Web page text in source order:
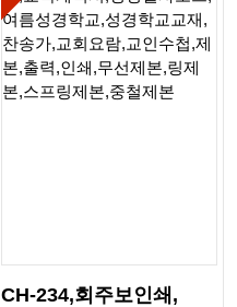
CH-234,회주보인쇄,